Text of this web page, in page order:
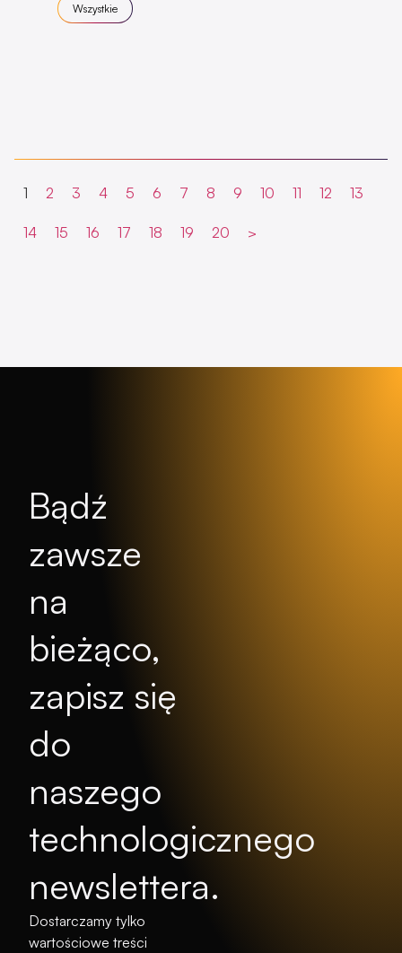
Wszystkie
1 2 3 4 5 6 7 8 9 10 11 12 13
14 15 16 17 18 19 20 >
Bądź
zawsze
na
bieżąco,
zapisz się
do
naszego
technologicznego
newslettera.
Dostarczamy tylko
wartościowe treści